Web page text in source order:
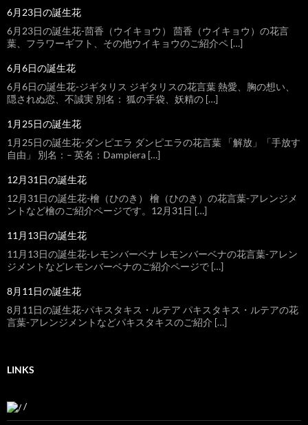
6月23日の誕生花
6月23日の誕生花-茴香（ウイキョウ） 茴香（ウイキョウ）の花言
葉、フラワーギフト、その他ウイキョウのご紹介ペ […]
6月6日の誕生花
6月6日の誕生花-ジギタリス ジギタリスの花言葉 熱愛、胸の想い、
隠されぬ恋、不誠実 別名： 狐の手袋、妖精の […]
1月25日の誕生花
1月25日の誕生花-ダンピエラ ダンピエラの花言葉 「解放」「手放す
自由」 別名：– 英名：Dampiera […]
12月31日の誕生花
12月31日の誕生花-檜（ひのき） 檜（ひのき）の花言葉-アレンジメ
ントなど檜のご紹介ページです。12月31日 […]
11月13日の誕生花
11月13日の誕生花-レモンバーベナ レモンバーベナの花言葉-アレン
ジメントなどレモンバーベナのご紹介ページで […]
8月11日の誕生花
8月11日の誕生花-パキスタキス・ルテア パキスタキス・ルテアの花
言葉-アレンジメントなどパキスタキスのご紹介 […]
LINKS
/